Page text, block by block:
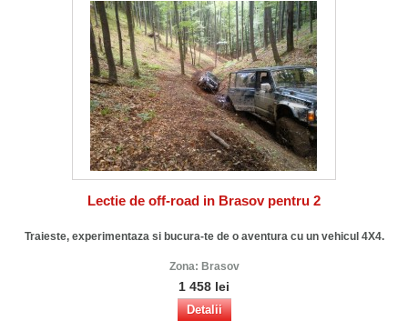
Lectie de off-road in Brasov pentru 2
Traieste, experimentaza si bucura-te de o aventura cu un vehicul 4X4.
Zona: Brasov
1 458 lei
Detalii